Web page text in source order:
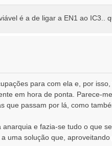
é a de ligar a EN1 ao IC3..
para com ela e, por
em hora de ponta. Parece-
passam por lá, como
e fazia-se tudo o que
uma solução que,